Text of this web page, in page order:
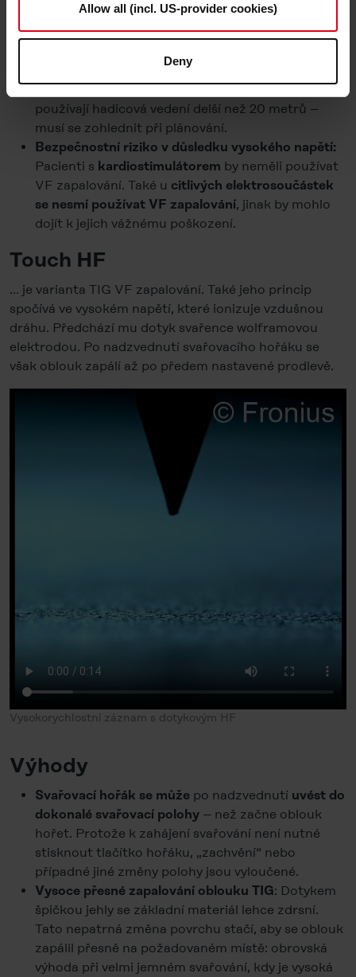
be used on the website by us and by third-party providers
(also in the USA). However, you also have the option to
decide which cookie category you would like to consent
Cookie-Policyand in the "Details". Here you can also
decide individually whether you want to give your consent
to the data transfer to the USA or not. If, on the other
hand, you click on "Deny", only necessary cookies will
be set.
You can revoke your consent at any time in the
categories subsequently. You can find further details in
our
Cookie-Policyas well as in ourData Privacy
Statement
Legal Notice
Allow all (incl. US-provider cookies)
Deny
jsou vysokofrekvenčnízapalovací vlastnosti
Čím větší je část hadicového vedení ve vzduchu,
mechanizovaném svařování TIG
vzniká
: Někdy se
používají hadicová vedení delší než 20 metrů –
musí se zohlednit při plánování.
Bezpečnostní riziko v důsledku vysokého napětí:
Pacienti s kardiostimulátorem by neměli používat
VF zapalování. Také u citlivých elektrosoučástek
se nesmí používat VF zapalování, jinak by mohlo
dojít k jejich vážnému poškození.
Touch HF
… je varianta TIG VF zapalování. Také jeho princip
spočívá ve vysokém napětí, které ionizuje vzdušnou
dráhu. Předchází mu dotyk svařence wolframovou
elektrodou. Po nadzvednutí svařovacího hořáku se
však oblouk zapálí až po předem nastavené prodlevě.
Vysokorychlostní záznam s dotykovým HF
Výhody
Svařovací hořák se může po nadzvednutí uvést do
dokonalé svařovací polohy – než začne oblouk
hořet. Protože k zahájení svařování není nutné
stisknout tlačítko hořáku, „zachvění“ nebo
případné jiné změny polohy jsou vyloučené.
Vysoce přesné zapalování oblouku TIG: Dotykem
špičkou jehly se základní materiál lehce zdrsní.
Tato nepatrná změna povrchu stačí, aby se oblouk
zapálil přesně na požadovaném místě: obrovská
výhoda při velmi jemném svařování, kdy je vysoká